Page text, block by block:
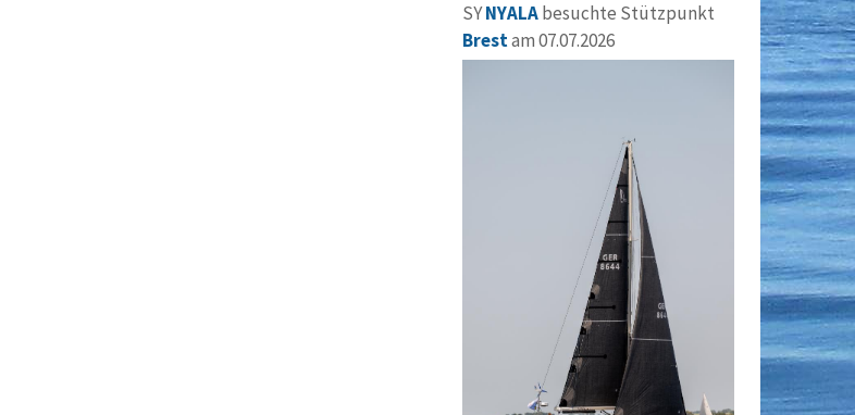
SYNYALAbesuchte Stützpunkt
Brestam 07.07.2026